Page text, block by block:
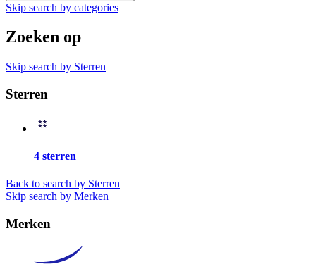
Skip search by categories
Zoeken op
Skip search by Sterren
Sterren
4 sterren
Back to search by Sterren
Skip search by Merken
Merken